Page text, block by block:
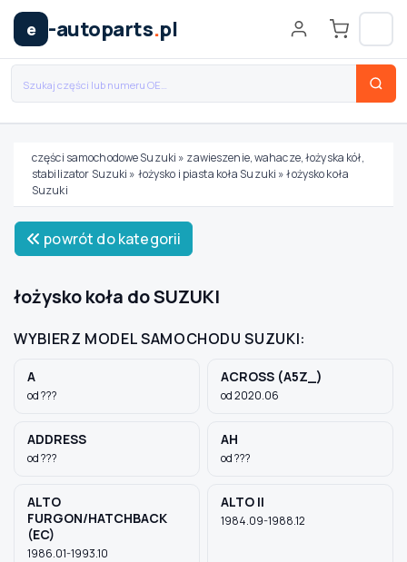
e -autoparts.pl
Wybierz swój pojazd
MARKA
MODEL
Szukaj pasujących części
części samochodowe Suzuki » zawieszenie, wahacze, łożyska kół,
stabilizator Suzuki » łożysko i piasta koła Suzuki »łożysko koła
Suzuki
powrót do kategorii
łożysko koła do SUZUKI
WYBIERZ MODEL SAMOCHODU SUZUKI:
A
od ???
ACROSS (A5Z_)
od 2020.06
ADDRESS
od ???
AH
od ???
ALTO
FURGON/HATCHBACK
(EC)
1986.01-1993.10
ALTO II
1984.09-1988.12